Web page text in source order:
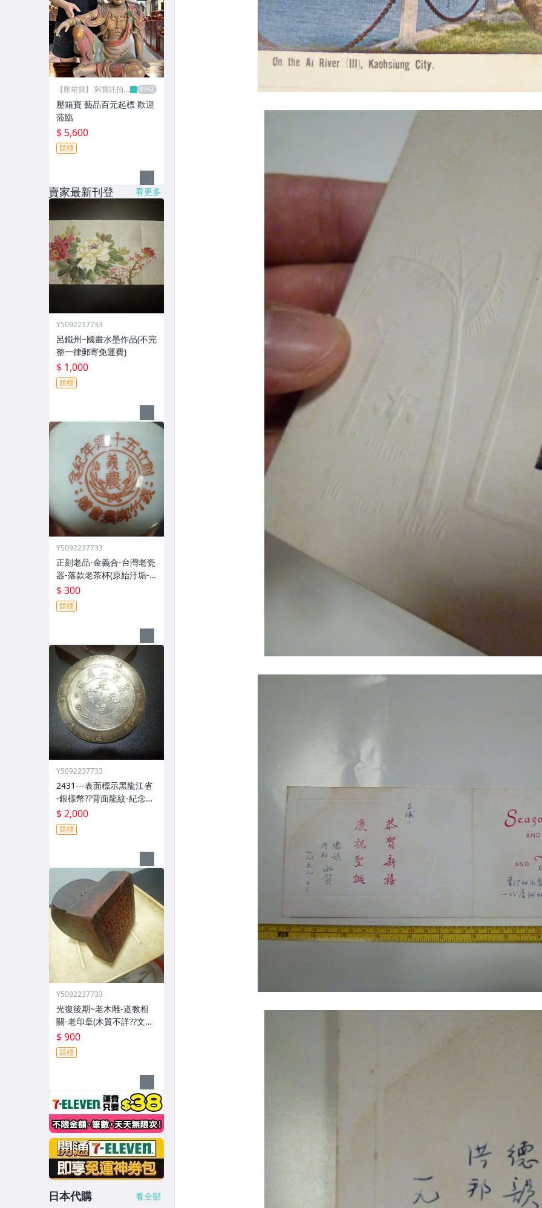
【壓箱寶】 阿寶託拍
壓箱寶 藝品百元起標 歡迎
蒞臨
$ 5,600
競標
賣家最新刊登 看更多
Y5092237733
呂鐵州~國畫水墨作品(不完
整一律郵寄免運費)
$ 1,000
競標
Y5092237733
正刻老品-金義合-台灣老瓷
器-落款老茶杯(原始汙垢--
郵寄免運費)
$ 300
競標
Y5092237733
2431---表面標示黑龍江省
-銀樣幣??背面龍紋-紀念
幣??(郵寄免運費)
$ 2,000
競標
Y5092237733
光復後期~老木雕-道教相
關-老印章(木質不詳??文字
不詳??)歷史民俗文物??(郵
寄免運費)
$ 900
競標
日本代購 看全部